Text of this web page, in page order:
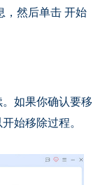
，然后单击开始
如果你确认要移
始移除过程。